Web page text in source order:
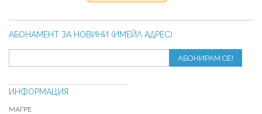
АБОНАМЕНТ ЗА НОВИНИ (ИМЕЙЛ АДРЕС)
АБОНИРАМ СЕ!
ИНФОРМАЦИЯ
МАГРЕ